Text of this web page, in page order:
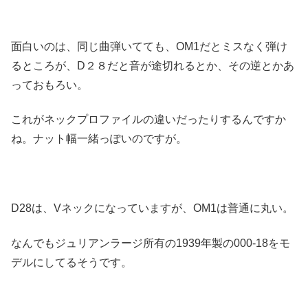
面白いのは、同じ曲弾いてても、OM1だとミスなく弾け
るところが、D２８だと音が途切れるとか、その逆とかあ
っておもろい。
これがネックプロファイルの違いだったりするんですか
ね。ナット幅一緒っぽいのですが。
D28は、Vネックになっていますが、OM1は普通に丸い。
なんでもジュリアンラージ所有の1939年製の000-18をモ
デルにしてるそうです。